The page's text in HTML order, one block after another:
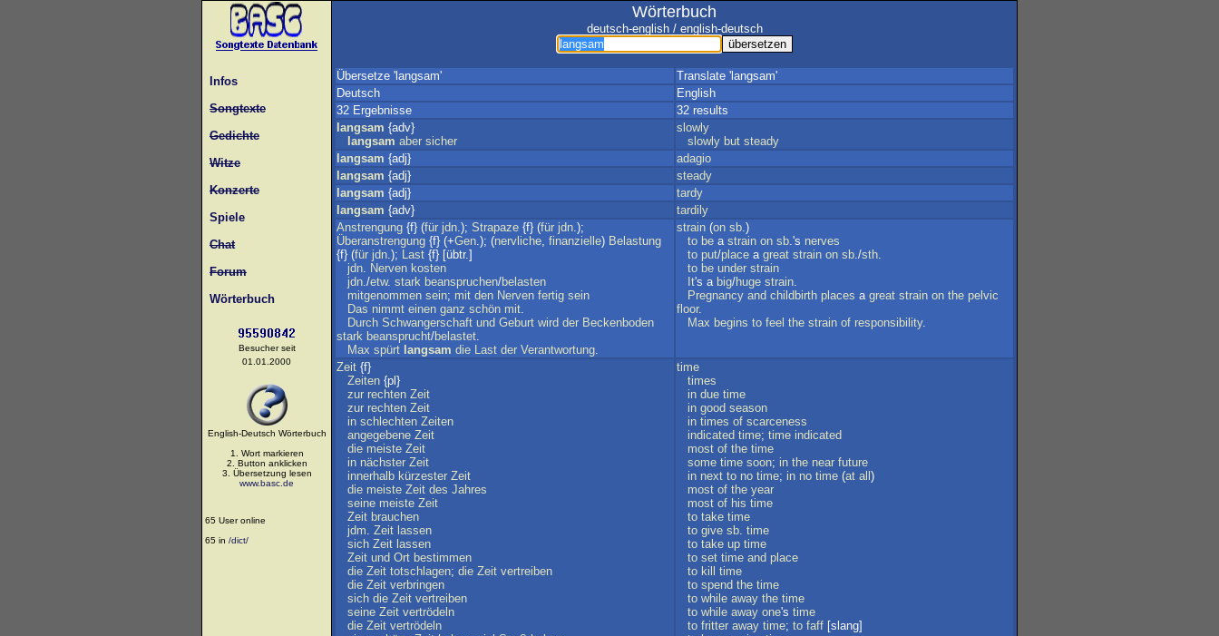
Infos
Songtexte
Gedichte
Witze
Konzerte
Spiele
Chat
Forum
Wörterbuch
Besucher seit
01.01.2000
English-Deutsch Wörterbuch
1. Wort markieren
2. Button anklicken
3. Übersetzung lesen
www.basc.de
65 User online
65 in /dict/
Wörterbuch
deutsch-english / english-deutsch
Übersetze 'langsam'
Translate 'langsam'
Deutsch
English
32 Ergebnisse
32 results
langsam {adv}
langsam aber sicher
slowly
slowly but steady
langsam {adj}
adagio
langsam {adj}
steady
langsam {adj}
tardy
langsam {adv}
tardily
Anstrengung {f} (für jdn.); Strapaze {f} (für jdn.);
Überanstrengung {f} (+Gen.); (nervliche, finanzielle) Belastung
{f} (für jdn.); Last {f} [übtr.]
jdn. Nerven kosten
jdn./etw. stark beanspruchen/belasten
mitgenommen sein; mit den Nerven fertig sein
Das nimmt einen ganz schön mit.
Durch Schwangerschaft und Geburt wird der Beckenboden
stark beansprucht/belastet.
Max spürt langsam die Last der Verantwortung.
strain (on sb.)
to be a strain on sb.'s nerves
to put/place a great strain on sb./sth.
to be under strain
It's a big/huge strain.
Pregnancy and childbirth places a great strain on the pelvic
floor.
Max begins to feel the strain of responsibility.
Zeit {f}
Zeiten {pl}
zur rechten Zeit
zur rechten Zeit
in schlechten Zeiten
angegebene Zeit
die meiste Zeit
in nächster Zeit
innerhalb kürzester Zeit
die meiste Zeit des Jahres
seine meiste Zeit
Zeit brauchen
jdm. Zeit lassen
sich Zeit lassen
Zeit und Ort bestimmen
die Zeit totschlagen; die Zeit vertreiben
die Zeit verbringen
sich die Zeit vertreiben
seine Zeit vertrödeln
die Zeit vertrödeln
time
times
in due time
in good season
in times of scarceness
indicated time; time indicated
most of the time
some time soon; in the near future
in next to no time; in no time (at all )
most of the year
most of his time
to take time
to give sb. time
to take up time
to set time and place
to kill
time
to spend the time
to while away the time
to while away one's time
to fritter away time; to faff [slang]